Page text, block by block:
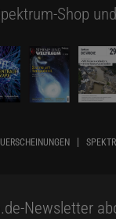
Shop
.de-Newsletter